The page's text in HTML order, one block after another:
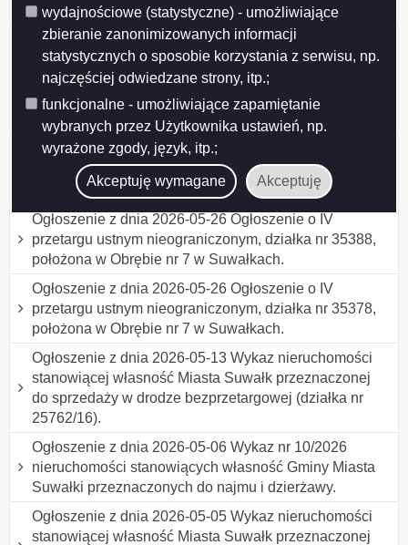
wydajnościowe (statystyczne) - umożliwiające
zbieranie zanonimizowanych informacji
statystycznych o sposobie korzystania z serwisu, np.
najczęściej odwiedzane strony, itp.;
funkcjonalne - umożliwiające zapamiętanie
wybranych przez Użytkownika ustawień, np.
wyrażone zgody, język, itp.;
Akceptuję wymagane Akceptuję
23648/16).
Ogłoszenie z dnia 2026-05-26 Ogłoszenie o II
przetargu ustnym nieograniczonym, działki nr
31946/20, 31946/21, 31946/22, 31946/23, 31946/24,
31946/25, 31946/26, położone w Obrębie nr 7 w
Suwałkach.
Ogłoszenie z dnia 2026-05-26 Ogłoszenie o III
przetargu ustnym nieograniczonym, działka nr
31946/16, położona w Obrębie nr 7 w Suwałkach.
Ogłoszenie z dnia 2026-05-26 Ogłoszenie o IV
przetargu ustnym nieograniczonym, działka nr 35388,
położona w Obrębie nr 7 w Suwałkach.
Ogłoszenie z dnia 2026-05-26 Ogłoszenie o IV
przetargu ustnym nieograniczonym, działka nr 35378,
położona w Obrębie nr 7 w Suwałkach.
Ogłoszenie z dnia 2026-05-13 Wykaz nieruchomości
stanowiącej własność Miasta Suwałk przeznaczonej
do sprzedaży w drodze bezprzetargowej (działka nr
25762/16).
Ogłoszenie z dnia 2026-05-06 Wykaz nr 10/2026
nieruchomości stanowiących własność Gminy Miasta
Suwałki przeznaczonych do najmu i dzierżawy.
Ogłoszenie z dnia 2026-05-05 Wykaz nieruchomości
stanowiącej własność Miasta Suwałk przeznaczonej